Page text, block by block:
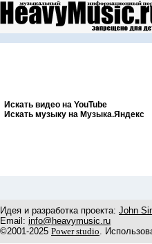
Искать видео на YouTube
Искать музыку на Музыка.Яндекс
Идея и разработка проекта: John
Email: info@heavymusic.ru
©2001-2025 Power studio.